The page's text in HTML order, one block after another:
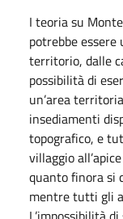
I teoria su
potrebbe
territorio, dalle
possibilità di
un’area
insediamenti
topografico, e
villaggio
quanto finora si
mentre tutti gli